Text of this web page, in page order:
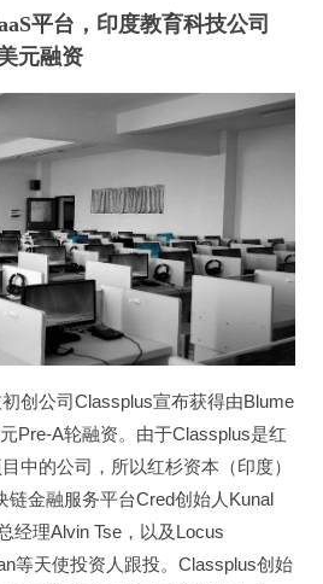
平台，印度教育科技公司
元融资
创公司Classplus宣布获得由Blume
Pre-A轮融资。由于Classplus是红
中的公司，所以红杉资本（印度）
链金融服务平台Cred创始人Kunal
经理Alvin Tse，以及Locus
等天使投资人跟投。Classplus创始